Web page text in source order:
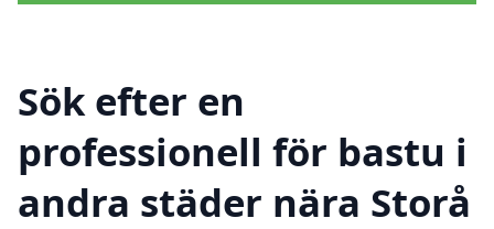
Sök efter en
professionell för bastu i
andra städer nära Storå